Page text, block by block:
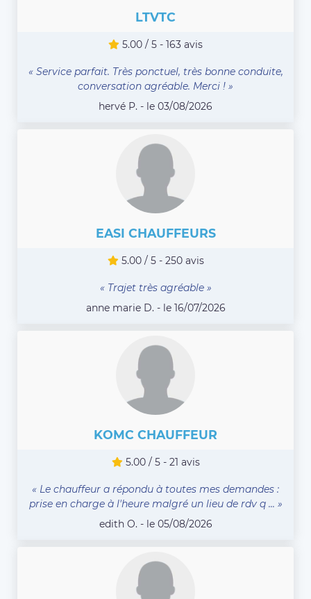
LTVTC
5.00 / 5 - 163 avis
« Service parfait. Très ponctuel, très bonne conduite,
conversation agréable. Merci ! »
hervé P. - le 03/08/2026
EASI CHAUFFEURS
5.00 / 5 - 250 avis
« Trajet très agréable »
anne marie D. - le 16/07/2026
KOMC CHAUFFEUR
5.00 / 5 - 21 avis
« Le chauffeur a répondu à toutes mes demandes :
prise en charge à l'heure malgré un lieu de rdv q ... »
edith O. - le 05/08/2026